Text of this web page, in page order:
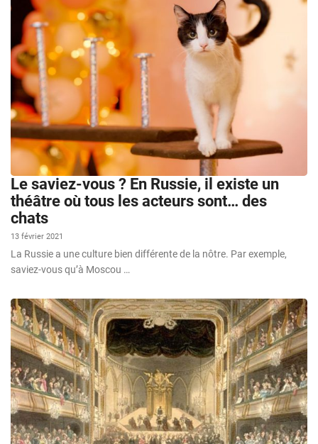
Le saviez-vous ? En Russie, il existe un
théâtre où tous les acteurs sont… des
chats
13 février 2021
La Russie a une culture bien différente de la nôtre. Par exemple,
saviez-vous qu’à Moscou …